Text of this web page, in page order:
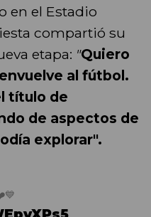
en el Estadio
compartió su
etapa: "Quiero
al fútbol.
título de
de aspectos de
explorar".